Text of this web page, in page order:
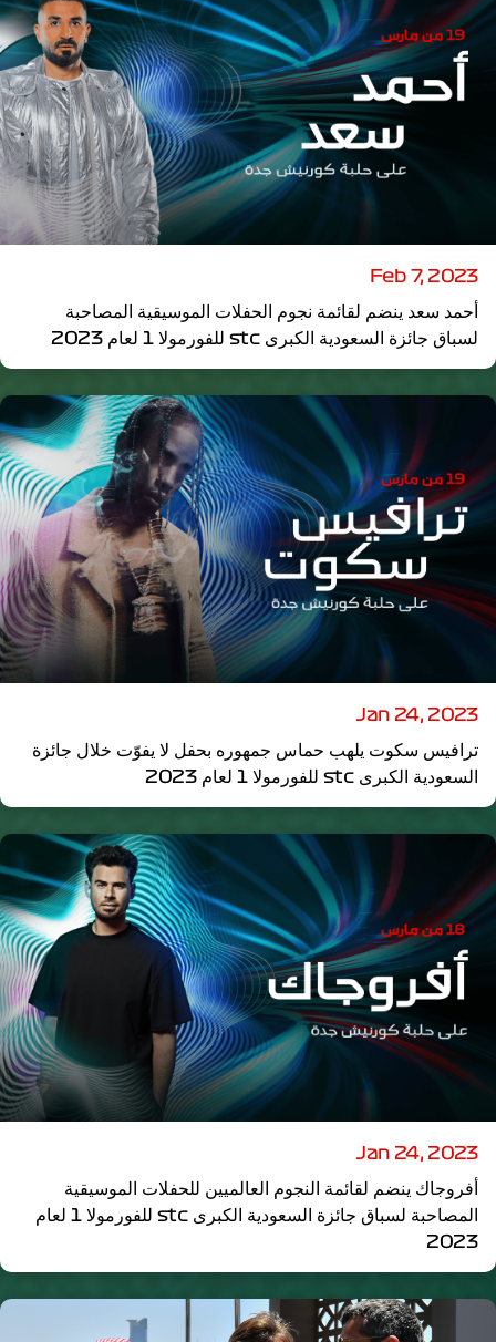
Feb 7, 2023
أحمد سعد ينضم لقائمة نجوم الحفلات الموسيقية المصاحبة
لسباق جائزة السعودية الكبرى stc للفورمولا 1 لعام 2023
Jan 24, 2023
ترافيس سكوت يلهب حماس جمهوره بحفل لا يفوّت خلال جائزة
السعودية الكبرى stc للفورمولا 1 لعام 2023
Jan 24, 2023
أفروجاك ينضم لقائمة النجوم العالميين للحفلات الموسيقية
المصاحبة لسباق جائزة السعودية الكبرى stc للفورمولا 1 لعام
2023